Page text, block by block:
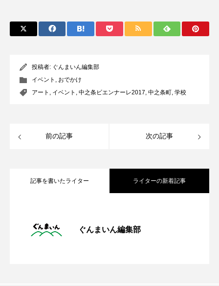
投稿者: ぐんまいん編集部
イベント , おでかけ
アート , イベント , 中之条ビエンナーレ2017, 中之条町, 学校
前の記事 次の記事
記事を書いたライター ライターの新着記事
ぐんまいん編集部